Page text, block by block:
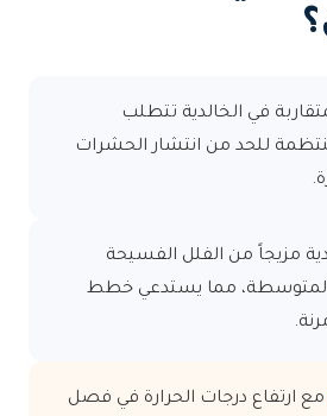
في الخالدية تتطلب
للحد من انتشار الحشرات
مزيجاً من الفلل الفسيحة
مما يستدعي خطط
مع ارتفاع درجات الحرارة في فصل